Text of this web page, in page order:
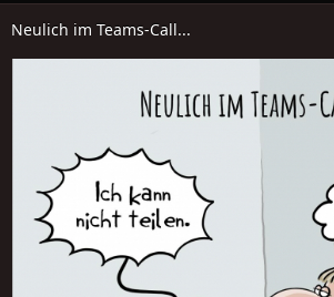
Neulich im Teams-Call...